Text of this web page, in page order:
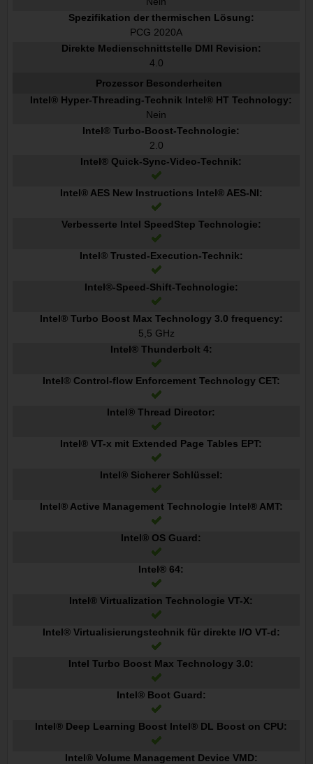
Spezifikation der thermischen Lösung:
PCG 2020A
Direkte Medienschnittstelle DMI Revision:
4.0
Prozessor Besonderheiten
Intel® Hyper-Threading-Technik Intel® HT Technology:
Nein
Intel® Turbo-Boost-Technologie:
2.0
Intel® Quick-Sync-Video-Technik:
Intel® AES New Instructions Intel® AES-NI:
Verbesserte Intel SpeedStep Technologie:
Intel® Trusted-Execution-Technik:
Intel®-Speed-Shift-Technologie:
Intel® Turbo Boost Max Technology 3.0 frequency:
5,5 GHz
Intel® Thunderbolt 4:
Intel® Control-flow Enforcement Technology CET:
Intel® Thread Director:
Intel® VT-x mit Extended Page Tables EPT:
Intel® Sicherer Schlüssel:
Intel® Active Management Technologie Intel® AMT:
Intel® OS Guard:
Intel® 64:
Intel® Virtualization Technologie VT-X:
Intel® Virtualisierungstechnik für direkte I/O VT-d:
Intel Turbo Boost Max Technology 3.0:
Intel® Boot Guard:
Intel® Deep Learning Boost Intel® DL Boost on CPU:
Intel® Volume Management Device VMD: